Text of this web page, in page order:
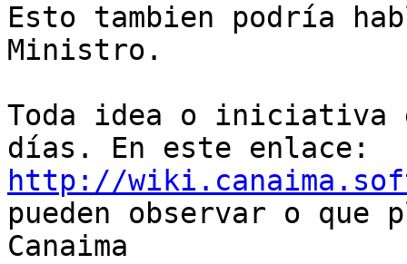
Esto tambien podría
Ministro.
Toda idea o
http://
pueden observar o que
Canaima